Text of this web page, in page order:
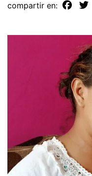
compartir en: